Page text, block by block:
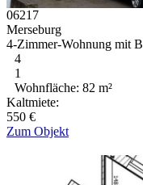
06217
Merseburg
4-Zimmer-Wohnung mit
4
1
Wohnfläche: 82 m²
Kaltmiete:
550 €
Zum Objekt